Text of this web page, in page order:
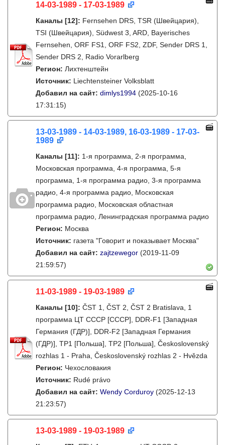
14-03-1989 - 17-03-1989
Каналы [12]: Fernsehen DRS, TSR (Швейцария),
TSI (Швейцария), Südwest 3, ARD, Bayerisches
Fernsehen, ORF FS1, ORF FS2, ZDF, Sender DRS 1,
Sender DRS 2, Radio Vorarlberg
Регион: Лихтенштейн
Источник: Liechtensteiner Volksblatt
Добавил на сайт: dimlys1994 (2025-10-16
17:31:15)
13-03-1989 - 14-03-1989, 16-03-1989 - 17-03-
1989
Каналы [11]: 1-я программа, 2-я программа,
Московская программа, 4-я программа, 5-я
программа, 1-я программа радио, 3-я программа
радио, 4-я программа радио, Московская
программа радио, Московская областная
программа радио, Ленинградская программа радио
Регион: Москва
Источник: газета "Говорит и показывает Москва"
Добавил на сайт: zajtzewegor (2019-11-09
21:59:57)
11-03-1989 - 19-03-1989
Каналы [10]: ČST 1, ČST 2, ČST 2 Bratislava, 1
программа ЦТ СССР [СССР], DDR-F1 [Западная
Германия (ГДР)], DDR-F2 [Западная Германия
(ГДР)], TP1 [Польша], TP2 [Польша], Československý
rozhlas 1 - Praha, Československý rozhlas 2 - Hvězda
Регион: Чехословакия
Источник: Rudé právo
Добавил на сайт: Wendy Corduroy (2025-12-13
21:23:57)
13-03-1989 - 19-03-1989